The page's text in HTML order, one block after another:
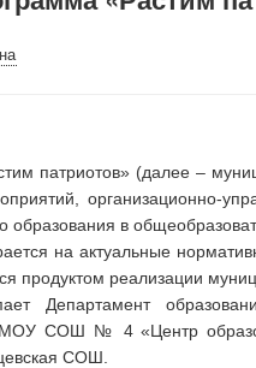
патриотов» (далее –
организационно-
образования в
на актуальные
продуктом реализации
Департамент
МОУ СОШ № 4 «Центр
СОШ.